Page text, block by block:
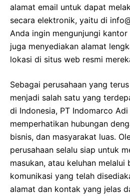
alamat email untuk dapat
secara elektronik, yaitu di
Anda ingin mengunjungi
juga menyediakan alamat
lokasi di situs web resmi
Sebagai perusahaan yang
menjadi salah satu yang
di Indonesia, PT Indomarco
memperhatikan hubungan
bisnis, dan masyarakat luas.
perusahaan selalu siap untuk
masukan, atau keluhan melalui
komunikasi yang telah
alamat dan kontak yang jelas